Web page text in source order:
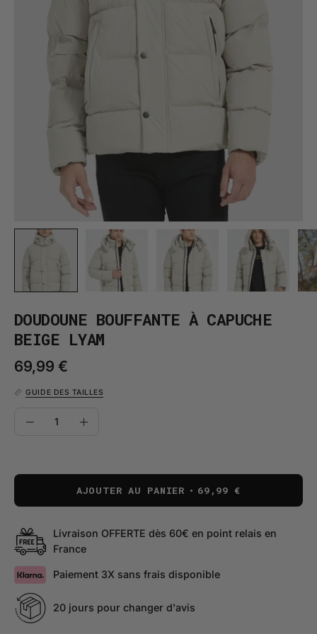
DOUDOUNE BOUFFANTE À CAPUCHE
BEIGE LYAM
69,99 €
GUIDE DES TAILLES
Quantité
Diminuer
Augmenter
AJOUTER AU PANIER 69,99 €
Livraison OFFERTE dès 60€ en point relais en
France
Paiement 3X sans frais disponible
20 jours pour changer d'avis